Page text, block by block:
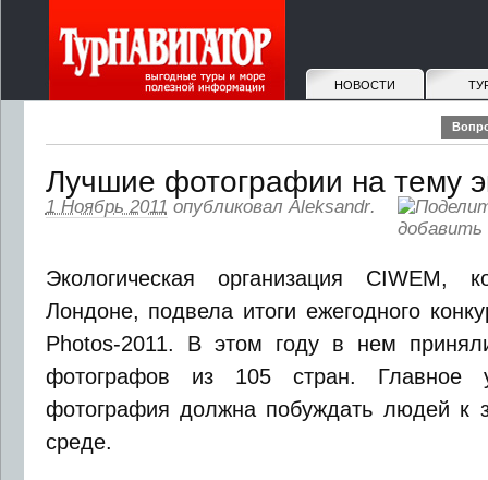
НОВОСТИ
Лучшие фотографии на тему
1 Ноябрь 2011 опубликовалAleksandr.
Экологическая организация CIWEM,
Лондоне, подвела итоги ежегодного
Photos-2011. В этом году в нем
фотографов из 105 стран. Главное
фотография должна побуждать людей к
среде.